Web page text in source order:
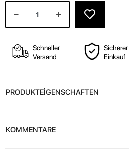
Schneller
Versand
Sicherer
Einkauf
PRODUKTEİGENSCHAFTEN
KOMMENTARE